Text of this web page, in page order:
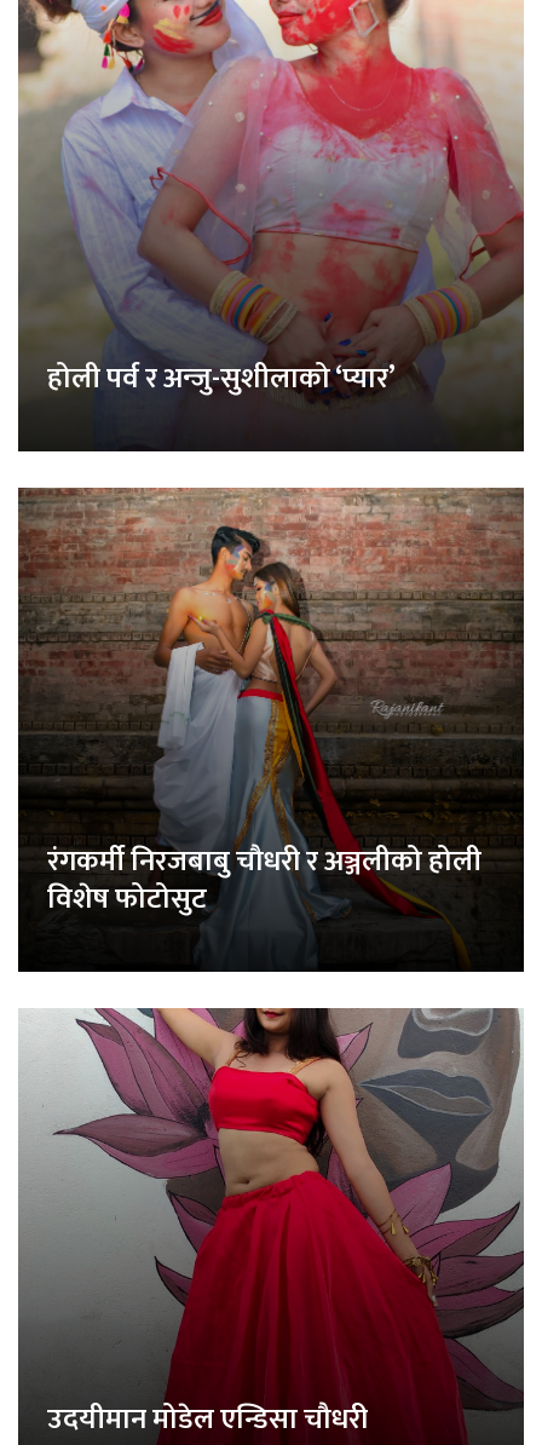
होली पर्व र अन्जु-सुशीलाको ‘प्यार’
रंगकर्मी निरजबाबु चौधरी र अञ्जलीको होली
विशेष फोटोसुट
उदयीमान मोडेल एन्डिसा चौधरी